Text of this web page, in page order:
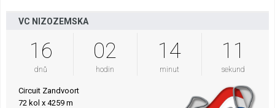
VC NIZOZEMSKA
16
dnů
02
hodin
14
minut
10
sekund
Circuit Zandvoort
72 kol x 4259 m